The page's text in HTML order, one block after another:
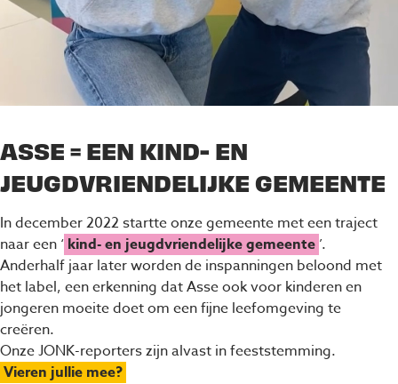
ASSE = EEN KIND- EN
JEUGDVRIENDELIJKE GEMEENTE
In december 2022 startte onze gemeente met een traject
naar een ‘ kind- en jeugdvriendelijke gemeente ’.
Anderhalf jaar later worden de inspanningen beloond met
het label, een erkenning dat Asse ook voor kinderen en
jongeren moeite doet om een fijne leefomgeving te
creëren.
Onze JONK-reporters zijn alvast in feeststemming.
Vieren jullie mee?